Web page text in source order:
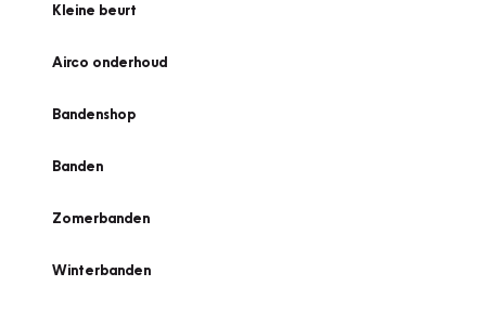
Kleine beurt
Airco onderhoud
Bandenshop
Banden
Zomerbanden
Winterbanden